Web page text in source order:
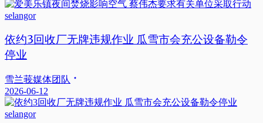
selangor
依约3回收厂无牌违规作业 瓜雪市会充公设备勒令
停业
雪兰莪媒体团队
2026-06-12
selangor